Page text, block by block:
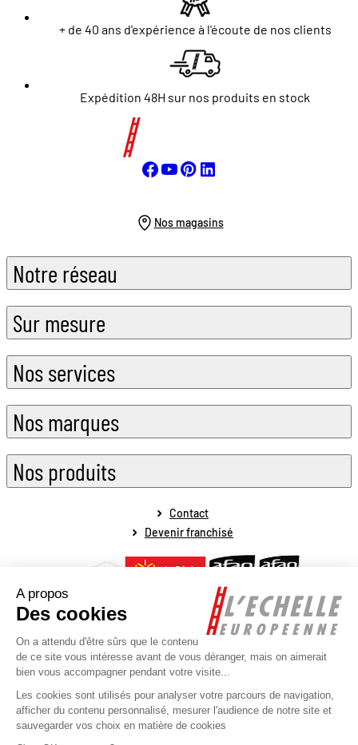
+ de 40 ans d'expérience à l'écoute de nos clients
Expédition 48H sur nos produits en stock
Nos magasins
Notre réseau
Sur mesure
Nos services
Nos marques
Nos produits
Contact
Devenir franchisé
Mentions légales Conditions générales de vente
Conditions générales de fonctionnement
Politique de protection des données personnelles